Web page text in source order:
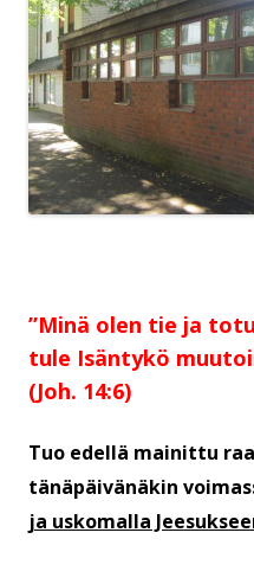
”Minä olen tie ja
tule Isäntykö
(Joh. 14:6)
Tuo edellä mainittu
tänäpäivänäkin
ja uskomalla